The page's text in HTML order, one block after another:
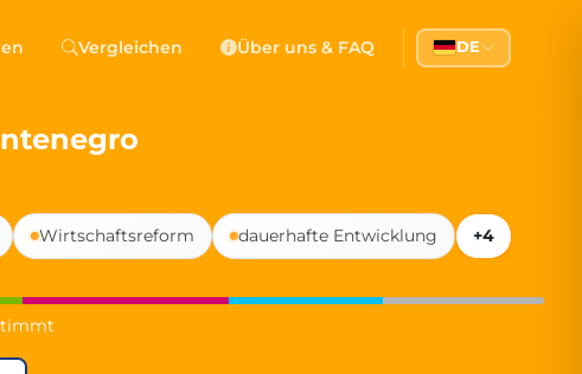
democracy, government transparency, and citizen
Vergleichen Über uns & FAQ DE
Wirtschaftsreform dauerhafte Entwicklung
+4